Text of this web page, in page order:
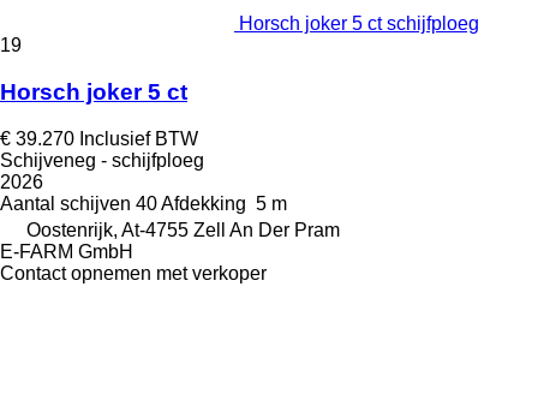
Horsch joker 5 ct schijfploeg
19
Horsch joker 5 ct
€ 39.270 Inclusief BTW
Schijveneg - schijfploeg
2026
Aantal schijven 40Afdekking 5 m
Oostenrijk, At-4755 Zell An Der Pram
E-FARM GmbH
Contact opnemen met verkoper